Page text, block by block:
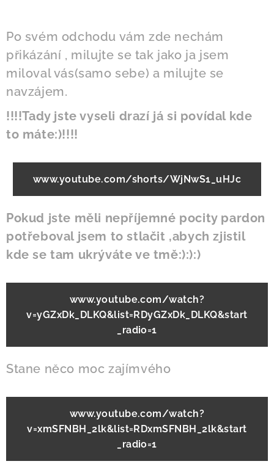
Po svém odchodu vám zde nechám
přikázání , milujte se tak jako ja jsem
miloval vás(samo sebe) a milujte se
navzájem.
!!!!Tady jste vyseli drazí já si povídal kde
to máte:)!!!!
www.youtube.com/shorts/WjNwS1_uHJc
Pokud jste měli nepříjemné pocity pardon
potřeboval jsem to stlačit ,abych zjistil
kde se tam ukrýváte ve tmě:):):)
www.youtube.com/watch?
v=yGZxDk_DLKQ&list=RDyGZxDk_DLKQ&start
_radio=1
Stane něco moc zajímvého
www.youtube.com/watch?
v=xmSFNBH_2lk&list=RDxmSFNBH_2lk&start
_radio=1